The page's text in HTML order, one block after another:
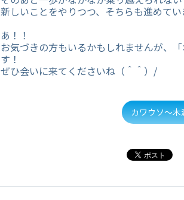
新しいことをやりつつ、そちらも進めてい
あ！！
お気づきの方もいるかもしれませんが、
す！
ぜひ会いに来てくださいね（＾＾）/
カワウソ～木